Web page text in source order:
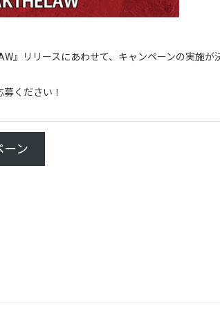
』リリースにあわせて、キャンペーンの実施が
ください！
ン